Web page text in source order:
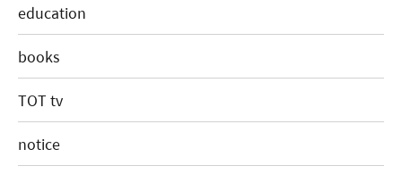
education
books
TOT tv
notice